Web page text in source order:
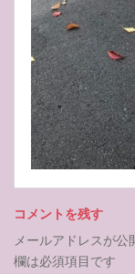
コメントを残す
メールアドレスが公
欄は必須項目です